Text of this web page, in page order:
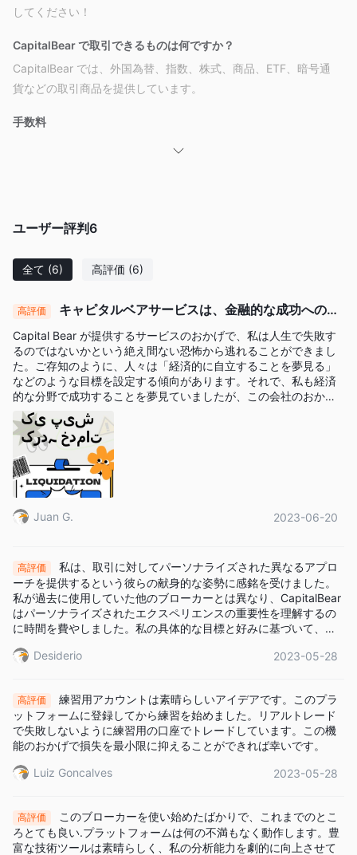
してください！
CapitalBear で取引できるものは何ですか？
CapitalBear では、外国為替、指数、株式、商品、ETF、暗号通
貨などの取引商品を提供しています。
手数料
3%
CapitalBear は独自のアプリケーションを提供しています。
ユーザーはMastercard、PCI DSS、VISA
ユーザー評判6
全て (6) 高評価 (6)
高評価
キャピタルベアサービスは、金融的な成功への上
昇を促し、失敗の恐怖を追い払います
Capital Bear が提供するサービスのおかげで、私は人生で失敗す
るのではないかという絶え間ない恐怖から逃れることができまし
た。ご存知のように、人々は「経済的に自立することを夢見る」
などのような目標を設定する傾向があります。それで、私も経済
的な分野で成功することを夢見ていましたが、この会社のおかげ
で、大きな目標を達成するために徐々に頂点まで這い上がってい
ます。
Juan G. 2023-06-20
高評価
私は、取引に対してパーソナライズされた異なるアプロ
ーチを提供するという彼らの献身的な姿勢に感銘を受けました。
私が過去に使用していた他のブローカーとは異なり、CapitalBear
はパーソナライズされたエクスペリエンスの重要性を理解するの
に時間を費やしました。私の具体的な目標と好みに基づいて、私
ンを開発しました。ここのカスタマーサポートにも感心します。
Desiderio 2023-05-28
高評価
練習用アカウントは素晴らしいアイデアです。このプラ
ットフォームに登録してから練習を始めました。リアルトレード
で失敗しないように練習用の口座でトレードしています。この機
能のおかげで損失を最小限に抑えることができれば幸いです。
Luiz Goncalves
2023-05-28
高評価
このブローカーを使い始めたばかりで、これまでのとこ
ろとても良い.プラットフォームは何の不満もなく動作します。豊
富な技術ツールは素晴らしく、私の分析能力を劇的に向上させて